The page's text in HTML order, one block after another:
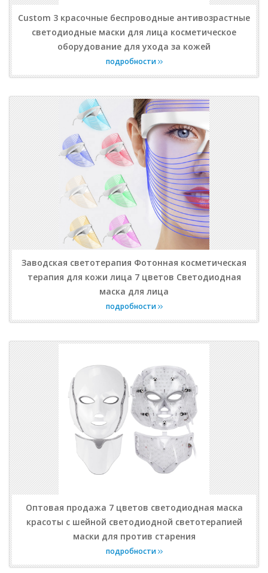
Custom 3 красочные беспроводные антивозрастные
светодиодные маски для лица косметическое
оборудование для ухода за кожей
подробности
Заводская светотерапия Фотонная косметическая
терапия для кожи лица 7 цветов Светодиодная
маска для лица
подробности
Оптовая продажа 7 цветов светодиодная маска
красоты с шейной светодиодной светотерапией
маски для против старения
подробности